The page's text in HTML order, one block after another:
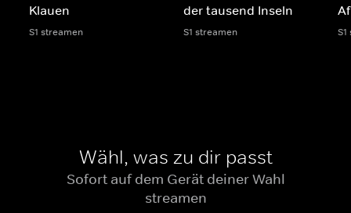
Klauen
S1 streamen
der tausend Inseln
S1 streamen
Wähl, was zu dir passt
Sofort auf dem Gerät deiner Wahl
streamen